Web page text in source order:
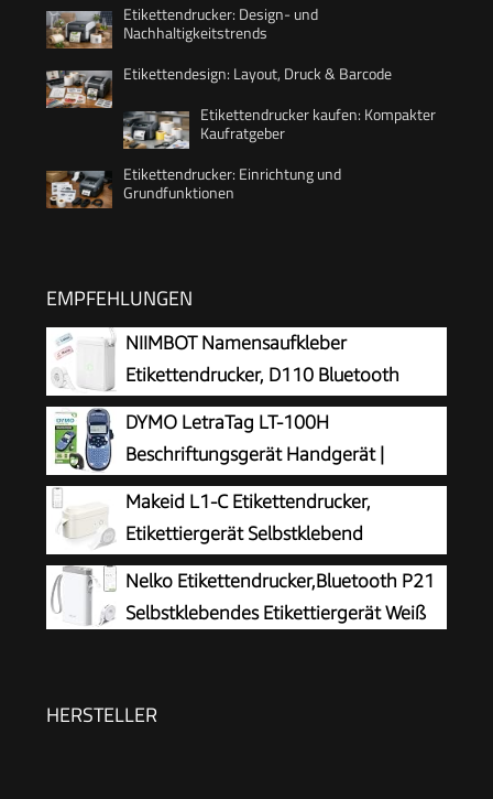
Etikettendrucker: Design- und
Nachhaltigkeitstrends
Etikettendesign: Layout, Druck & Barcode
Etikettendrucker kaufen: Kompakter
Kaufratgeber
Etikettendrucker: Einrichtung und
Grundfunktionen
EMPFEHLUNGEN
NIIMBOT Namensaufkleber
Etikettendrucker, D110 Bluetooth
Etikettiergerät
DYMO LetraTag LT-100H
Beschriftungsgerät Handgerät |
Tragbares Etikettiergerät mit ABC
Tastatur | blau | Ideal fürs Büro oder zu Hause
Makeid L1-C Etikettendrucker,
Etikettiergerät Selbstklebend
Beschriftungsgerät Bluetooth
Tragbarer Labeldrucker Mini Label Printer für
Zuhause & Büro, Druckgröße 9-16 mm 31mm/s
Nelko Etikettendrucker,Bluetooth P21
Selbstklebendes Etikettiergerät Weiß
HERSTELLER